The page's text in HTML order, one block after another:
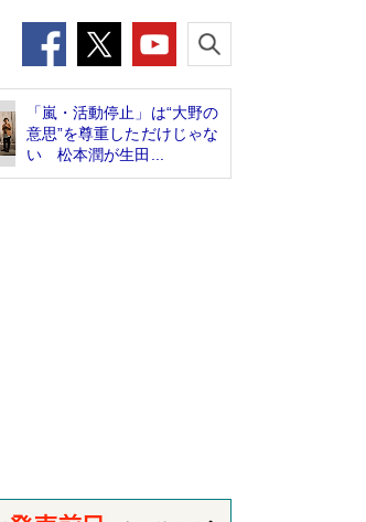
「嵐・活動停止」は“大野の
意思”を尊重しただけじゃな
い 松本潤が生田...